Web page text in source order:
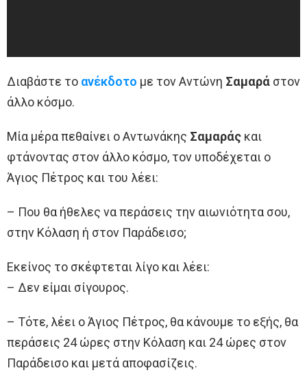
Διαβάστε το ανέκδοτο με τον Αντώνη Σαμαρά στον
άλλο κόσμο.
Μία μέρα πεθαίνει ο Αντωνάκης Σαμαράς και
φτάνοντας στον άλλο κόσμο, τον υποδέχεται ο
Άγιος Πέτρος και του λέει:
– Που θα ήθελες να περάσεις την αιωνιότητα σου,
στην Κόλαση ή στον Παράδεισο;
Εκείνος το σκέφτεται λίγο και λέει:
– Δεν είμαι σίγουρος.
– Τότε, λέει ο Άγιος Πέτρος, θα κάνουμε το εξής, θα
περάσεις 24 ώρες στην Κόλαση και 24 ώρες στον
Παράδεισο και μετά αποφασίζεις.